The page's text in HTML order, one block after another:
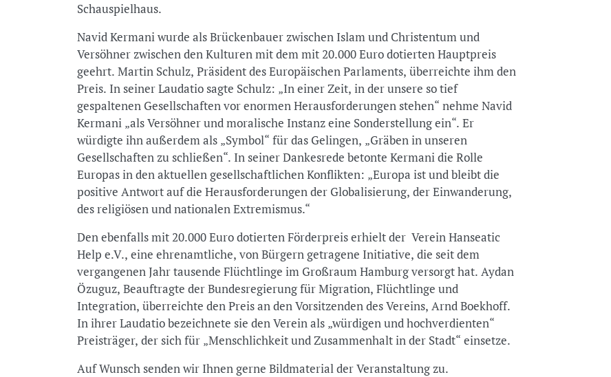
Schauspielhaus.
Navid Kermani wurde als Brückenbauer zwischen Islam und Christentum und
Versöhner zwischen den Kulturen mit dem mit 20.000 Euro dotierten Hauptpreis
geehrt. Martin Schulz, Präsident des Europäischen Parlaments, überreichte ihm den
Preis. In seiner Laudatio sagte Schulz: „In einer Zeit, in der unsere so tief
gespaltenen Gesellschaften vor enormen Herausforderungen stehen“ nehme Navid
Kermani „als Versöhner und moralische Instanz eine Sonderstellung ein“. Er
würdigte ihn außerdem als „Symbol“ für das Gelingen, „Gräben in unseren
Gesellschaften zu schließen“. In seiner Dankesrede betonte Kermani die Rolle
Europas in den aktuellen gesellschaftlichen Konflikten: „Europa ist und bleibt die
positive Antwort auf die Herausforderungen der Globalisierung, der Einwanderung,
des religiösen und nationalen Extremismus.“
Den ebenfalls mit 20.000 Euro dotierten Förderpreis erhielt der Verein Hanseatic
Help e.V., eine ehrenamtliche, von Bürgern getragene Initiative, die seit dem
vergangenen Jahr tausende Flüchtlinge im Großraum Hamburg versorgt hat. Aydan
Özuguz, Beauftragte der Bundesregierung für Migration, Flüchtlinge und
Integration, überreichte den Preis an den Vorsitzenden des Vereins, Arnd Boekhoff.
In ihrer Laudatio bezeichnete sie den Verein als „würdigen und hochverdienten“
Preisträger, der sich für „Menschlichkeit und Zusammenhalt in der Stadt“ einsetze.
Auf Wunsch senden wir Ihnen gerne Bildmaterial der Veranstaltung zu.